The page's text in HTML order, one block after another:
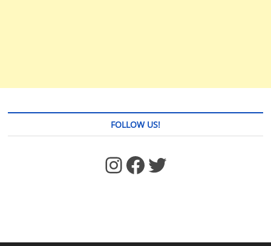
FOLLOW US!
https://www.facebook.com/jstages/ Facebook Twitter